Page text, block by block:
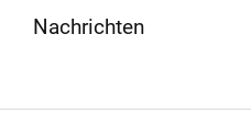
Nachrichten